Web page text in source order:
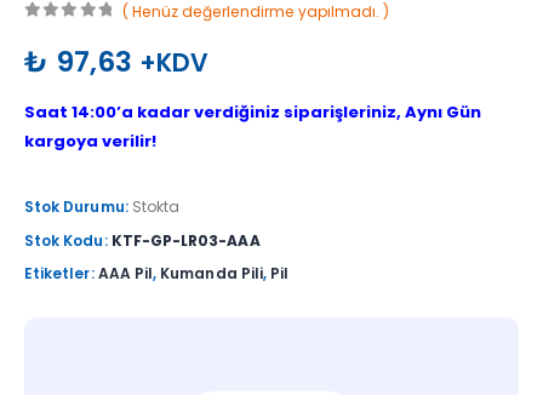
( Henüz değerlendirme yapılmadı. )
₺ 97,63 +KDV
Saat 14:00’a kadar verdiğiniz siparişleriniz, Aynı Gün
kargoya verilir!
Stok Durumu: Stokta
Stok Kodu: KTF-GP-LR03-AAA
Etiketler:AAA Pil, Kumanda Pili, Pil